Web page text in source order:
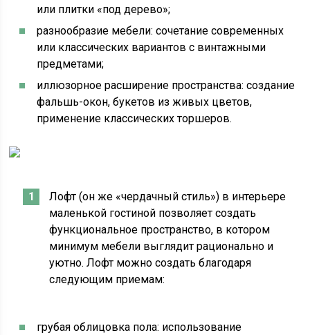
или плитки «под дерево»;
разнообразие мебели: сочетание современных
или классических вариантов с винтажными
предметами;
иллюзорное расширение пространства: создание
фальшь-окон, букетов из живых цветов,
применение классических торшеров.
Лофт (он же «чердачный стиль») в интерьере
маленькой гостиной позволяет создать
функциональное пространство, в котором
минимум мебели выглядит рационально и
уютно. Лофт можно создать благодаря
следующим приемам:
грубая облицовка пола: использование